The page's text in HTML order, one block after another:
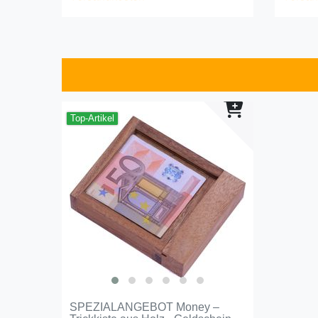
Top-Artikel
SPEZIALANGEBOT Money –